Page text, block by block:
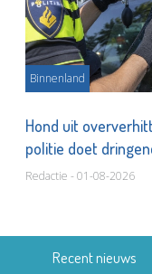
Binnenland
Hond uit
politie doet
Redactie - 01-08-2026
Recent nieuws